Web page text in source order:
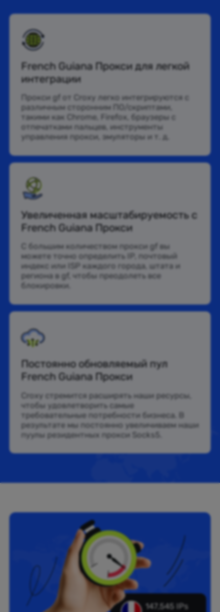
French Guiana Прокси для легкой
интеграции
Прокси gf от Croxy легко интегрируются с
различным сторонним ПО/скриптами,
такими как Chrome, Firefox, браузеры с
отпечатками пальцев, инструменты
управления прокси, эмуляторы и т. д.
Увеличенная масштабируемость с
French Guiana Прокси
С большим количеством прокси gf вы
можете точно определить IP, почтовый
индекс или ISP каждого города, штата и
региона в gf, чтобы преодолеть все
блокировки.
Постоянно обновляемый пул
French Guiana Прокси
Croxy стремится расширять наши ресурсы,
чтобы удовлетворить самые
требовательные потребности бизнеса. В
результате мы постоянно увеличиваем наши
пуулы резидентных прокси Socks5.
147,545 IPs